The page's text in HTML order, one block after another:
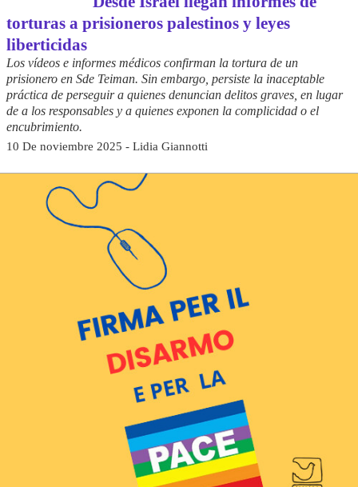
torturas a prisioneros palestinos y leyes
liberticidas
Los vídeos e informes médicos confirman la tortura de un
prisionero en Sde Teiman. Sin embargo, persiste la inaceptable
práctica de perseguir a quienes denuncian delitos graves, en lugar
de a los responsables y a quienes exponen la complicidad o el
encubrimiento.
10 De noviembre 2025 - Lidia Giannotti